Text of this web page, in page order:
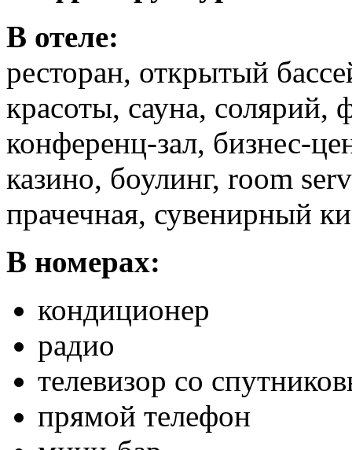
В отеле:
ресторан, открытый
красоты, сауна, солярий,
конференц-зал, бизнес-
казино, боулинг, room
прачечная, сувенирный
В номерах:
кондиционер
радио
телевизор со
прямой телефон